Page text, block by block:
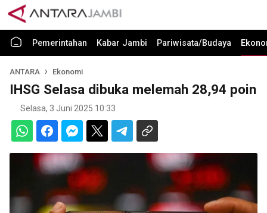
Pemerintahan Kabar Jambi Pariwisata/Budaya
ANTARA Ekonomi
IHSG Selasa dibuka melemah 28,94 poin
Selasa, 3 Juni 2025 10:33